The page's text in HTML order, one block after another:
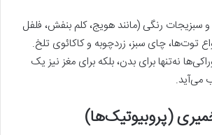
سبزیجات رنگی (مانند هویج، کلم بنفش، فلفل
توت‌ها، چای سبز، زردچوبه و کاکائوی تلخ.
نه‌تنها برای بدن، بلکه برای مغز نیز یک
می‌آید.